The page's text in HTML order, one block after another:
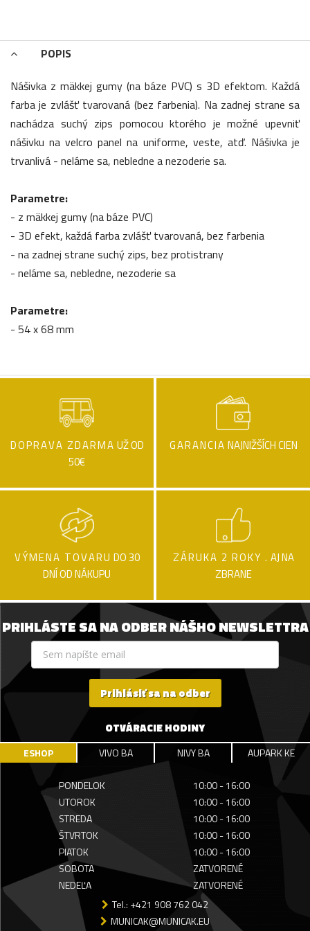
POPIS
Nášivka z mäkkej gumy (na báze PVC) s 3D efektom. Každá
farba je zvlášť tvarovaná (bez farbenia). Na zadnej strane sa
nachádza suchý zips pomocou ktorého je možné upevniť
nášivku na velcro panel na uniforme, veste, atď. Nášivka je
trvanlivá - neláme sa, nebledne a nezoderie sa.
Parametre:
- z mäkkej gumy (na báze PVC)
- 3D efekt, každá farba zvlášť tvarovaná, bez farbenia
- na zadnej strane suchý zips, bez protistrany
- neláme sa, nebledne, nezoderie sa
Parametre:
- 54 x 68 mm
DOPRAVA ZDARMA UŽ OD
50€
GARANCIA NAJNIŽŠÍCH CIEN
VÝMENA TOVARU DO 30
DNÍ OD NÁKUPU
ZÁRUKA 2 ROKY . AJ NA
ZBRANE
PRIHLÁSTE SA NA ODBER NÁŠHO NEWSLETTRA
Prihlásiť sa na odber
OTVÁRACIE HODINY
ESHOP VIVO BA NIVY BA AUPARK KE
PONDELOK
10:00 - 16:00
UTOROK
10:00 - 16:00
STREDA
10:00 - 16:00
ŠTVRTOK
10:00 - 16:00
PIATOK
10:00 - 16:00
SOBOTA
ZATVORENÉ
NEDEĽA
ZATVORENÉ
Tel.: +421 908 762 042
MUNICAK@MUNICAK.EU